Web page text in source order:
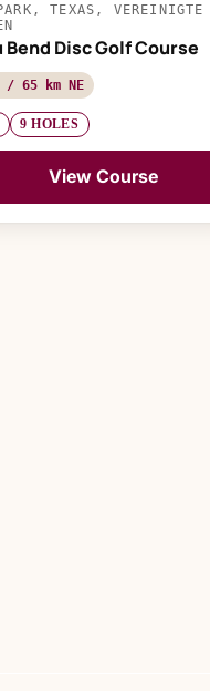
TEXAS, VEREINIGTE
Bend Disc Golf Course
/ 65 km NE
9 HOLES
View Course